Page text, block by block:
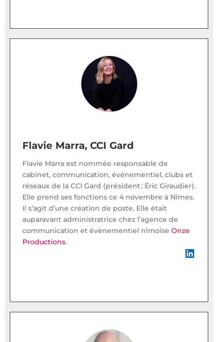
Flavie Marra, CCI Gard
Flavie Marra est nommée responsable de
cabinet, communication, événementiel, clubs et
réseaux de la CCI Gard (président : Éric Giraudier).
Elle prend ses fonctions ce 4 novembre à Nîmes.
Il s’agit d’une création de poste. Elle était
auparavant administratrice chez l’agence de
communication et événementiel nîmoise Onze
Productions.
LinkedIn